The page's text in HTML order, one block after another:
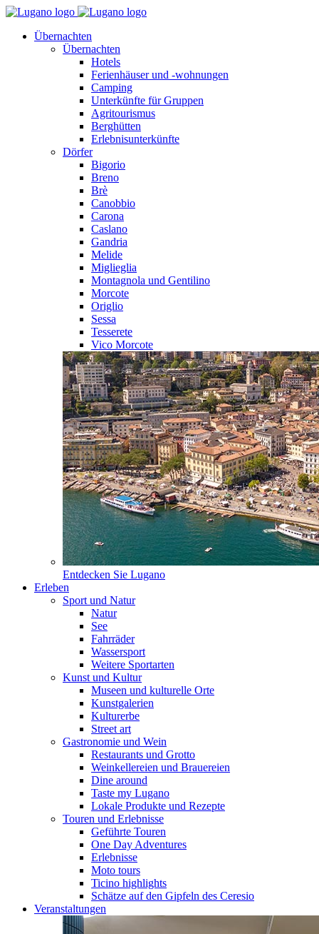
Übernachten
Übernachten
Hotels
Ferienhäuser und -wohnungen
Camping
Unterkünfte für Gruppen
Agritourismus
Berghütten
Erlebnisunterkünfte
Dörfer
Bigorio
Breno
Brè
Canobbio
Carona
Caslano
Gandria
Melide
Miglieglia
Montagnola und Gentilino
Morcote
Origlio
Sessa
Tesserete
Vico Morcote
Entdecken Sie Lugano
Erleben
Sport und Natur
Natur
See
Fahrräder
Wassersport
Weitere Sportarten
Kunst und Kultur
Museen und kulturelle Orte
Kunstgalerien
Kulturerbe
Street art
Gastronomie und Wein
Restaurants und Grotto
Weinkellereien und Brauereien
Dine around
Taste my Lugano
Lokale Produkte und Rezepte
Touren und Erlebnisse
Geführte Touren
One Day Adventures
Erlebnisse
Moto tours
Ticino highlights
Schätze auf den Gipfeln des Ceresio
Veranstaltungen